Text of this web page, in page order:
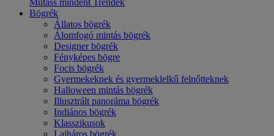
Mutass mindent Trendek
Bögrék
Állatos bögrék
Álomfogó mintás bögrék
Designer bögrék
Fényképes bögre
Focis bögrék
Gyermekeknek és gyermeklelkű felnőtteknek
Halloween mintás bögrék
Illusztrált panoráma bögrék
Indiános bögrék
Klasszikusok
Lajháros bögrék